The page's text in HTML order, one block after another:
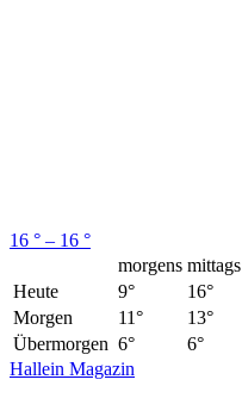
16 ° – 16 °
morgens mittags
Heute
9° 16°
Morgen
11° 13°
Übermorgen 6° 6°
Hallein Magazin